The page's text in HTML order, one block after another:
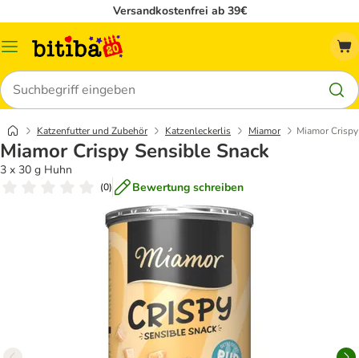
Versandkostenfrei ab 39€
Menü
Suchen
Katzenfutter und Zubehör Katzenleckerlis Miamor Miamor
Miamor Crispy Sensible Snack
3 x 30 g Huhn
(0) Bewertung schreiben